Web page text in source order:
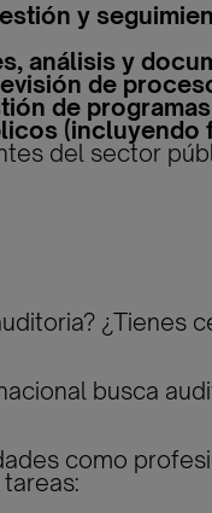
y
análisis y
de
de
(incluyendo
del sector
¿Tienes
busca
como